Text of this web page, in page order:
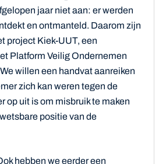
jaar niet aan: er werden
en ontmanteld. Daarom zijn
project Kiek-UUT, een
Platform Veilig Ondernemen
willen een handvat aanreiken
zich kan weren tegen de
op uit is om misbruik te maken
positie van de
hebben we eerder een